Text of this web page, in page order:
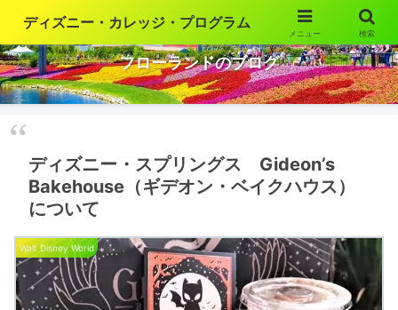
ウォルト・ディズニー・ワールドの魅力を語ります
フローランドのブログ
ディズニー・スプリングス Gideon’s
Bakehouse（ギデオン・ベイクハウス）
について
Walt Disney World
ディズニー・カレッジ・プログラム
メニュー 検索